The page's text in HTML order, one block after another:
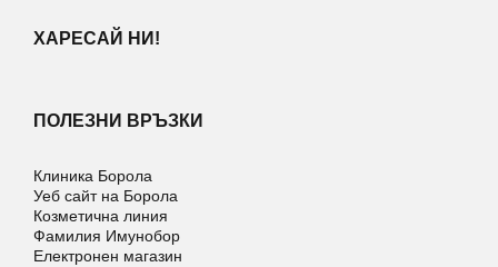
ХАРЕСАЙ НИ!
ПОЛЕЗНИ ВРЪЗКИ
Клиника Борола
Уеб сайт на Борола
Козметична линия
Фамилия Имунобор
Електронен магазин